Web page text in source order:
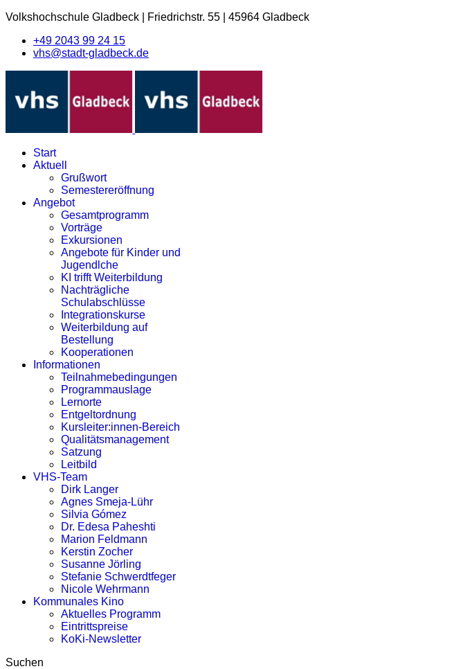
Volkshochschule Gladbeck Friedrichstr. 55
45964 Gladbeck
+49 2043 99 24 15
vhs@stadt-gladbeck.de
Start
Aktuell
Grußwort
Semestereröffnung
Angebot
Gesamtprogramm
Vorträge
Exkursionen
Angebote für Kinder und
Jugendlche
KI trifft Weiterbildung
Nachträgliche
Schulabschlüsse
Integrationskurse
Weiterbildung auf
Bestellung
Kooperationen
Informationen
Teilnahmebedingungen
Programmauslage
Lernorte
Entgeltordnung
Kursleiter:innen-Bereich
Qualitätsmanagement
Satzung
Leitbild
VHS-Team
Dirk Langer
Agnes Smeja-Lühr
Silvia Gómez
Dr. Edesa Paheshti
Marion Feldmann
Kerstin Zocher
Susanne Jörling
Stefanie Schwerdtfeger
Nicole Wehrmann
Kommunales Kino
Aktuelles Programm
Eintrittspreise
KoKi-Newsletter
Suchen